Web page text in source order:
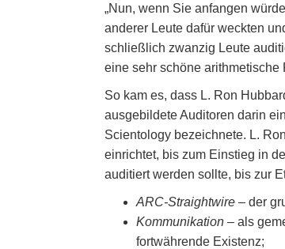
„Nun, wenn Sie anfangen
anderer Leute dafür weckten
schließlich zwanzig Leute
eine sehr schöne
So kam es, dass L. Ron
ausgebildete Auditoren darin
Scientology bezeichnete. L.
einrichtet, bis zum Einstieg in
auditiert werden sollte, bis zur
ARC-Straightwire – der
Kommunikation – als
fortwährende Existenz;